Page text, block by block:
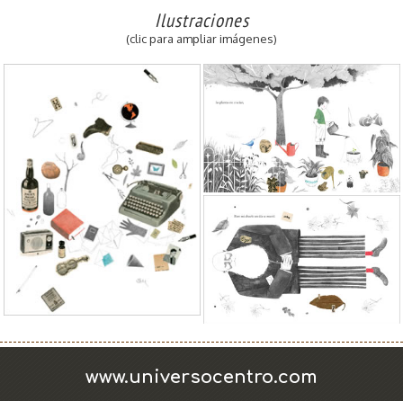
Ilustraciones
(clic para ampliar imágenes)
www.universocentro.com